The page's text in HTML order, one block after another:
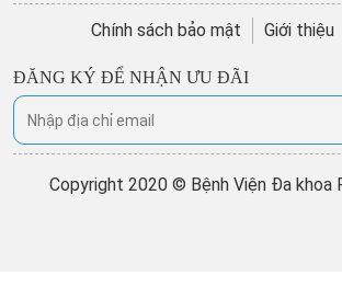
Chính sách bảo mật Giới thiệu
ĐĂNG KÝ ĐỂ NHẬN ƯU ĐÃI
Copyright 2020 © Bệnh Viện Đa khoa